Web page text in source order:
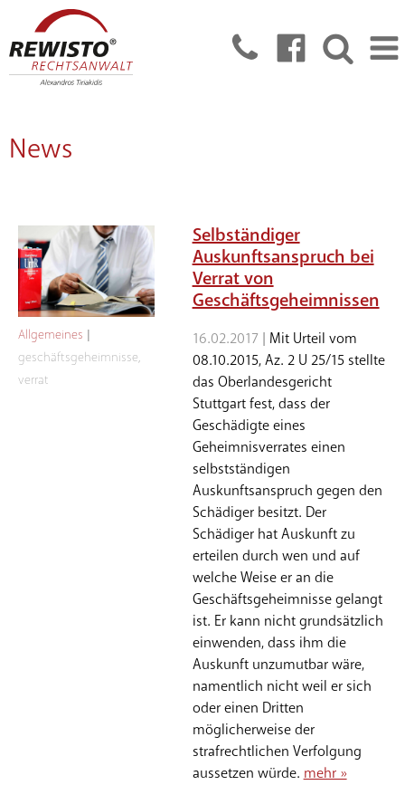
News
Allgemeines |
geschäftsgeheimnisse,
verrat
Selbständiger
Auskunftsanspruch bei
Verrat von
Geschäftsgeheimnissen
16.02.2017 | Mit Urteil vom
08.10.2015, Az. 2 U 25/15 stellte
das Oberlandesgericht
Stuttgart fest, dass der
Geschädigte eines
Geheimnisverrates einen
selbstständigen
Auskunftsanspruch gegen den
Schädiger besitzt. Der
Schädiger hat Auskunft zu
erteilen durch wen und auf
welche Weise er an die
Geschäftsgeheimnisse gelangt
ist. Er kann nicht grundsätzlich
einwenden, dass ihm die
Auskunft unzumutbar wäre,
namentlich nicht weil er sich
oder einen Dritten
möglicherweise der
strafrechtlichen Verfolgung
aussetzen würde.mehr »